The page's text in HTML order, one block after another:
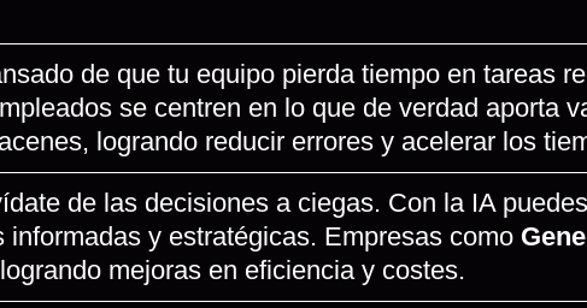
de que tu equipo pierda tiempo en tareas
se centren en lo que de verdad aporta
logrando reducir errores y acelerar los
de las decisiones a ciegas. Con la IA
y estratégicas. Empresas como
mejoras en eficiencia y costes.